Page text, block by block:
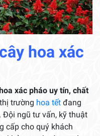
hoa xác
xác pháo uy tín, chất
trường hoa tết đang
Đội ngũ tư vấn, kỹ thuật
cấp cho quý khách